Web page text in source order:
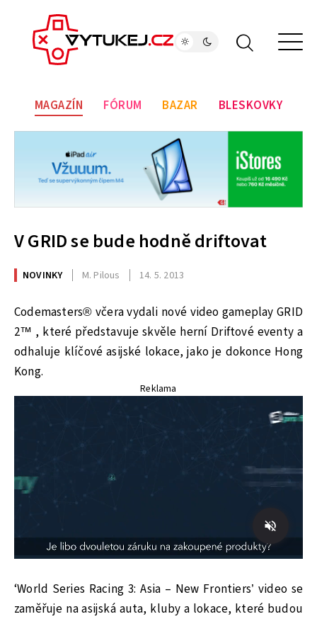
MAGAZÍN FÓRUM BAZAR BLESKOVKY
V GRID se bude hodně driftovat
NOVINKY M. Pilous 14. 5. 2013
Codemasters® včera vydali nové video gameplay GRID
2™ , které představuje skvěle herní Driftové eventy a
odhaluje klíčové asijské lokace, jako je dokonce Hong
Kong.
Reklama
‘World Series Racing 3: Asia – New Frontiers’ video se
zaměřuje na asijská auta, kluby a lokace, které budou